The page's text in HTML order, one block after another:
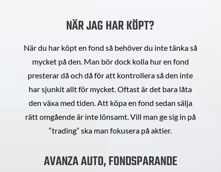
NÄR JAG HAR KÖPT?
När du har köpt en fond så behöver du inte tänka så
mycket på den. Man bör dock kolla hur en fond
presterar då och då för att kontrollera så den inte
har sjunkit allt för mycket. Oftast är det bara låta
den växa med tiden. Att köpa en fond sedan sälja
rätt omgående är inte lönsamt. Vill man ge sig in på
“trading” ska man fokusera på aktier.
AVANZA AUTO, FONDSPARANDE